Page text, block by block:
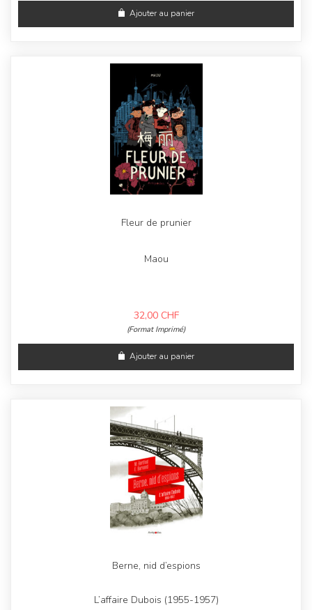
Ajouter au panier
Fleur de prunier
Maou
32,00 CHF
(Format Imprimé)
Ajouter au panier
Berne, nid d’espions
L’affaire Dubois (1955-1957)